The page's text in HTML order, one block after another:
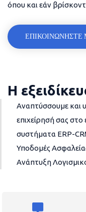
όπου και εάν
ΕΠΙΚΟΙΝΩΝΗΣΤΕ
Η
Αναπτύσσουμε και
επιχείρησή σας στο
συστήματα ERP-
Υποδομές
Ανάπτυξη